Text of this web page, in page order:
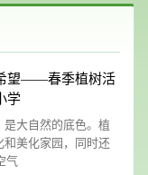
望——春季植树活
学
大自然的底色。植
美化家园，同时还
气